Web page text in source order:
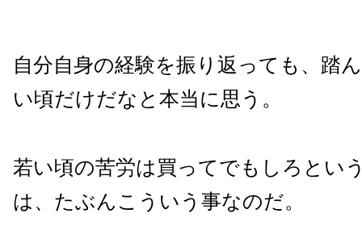
自分自身の経験を振り返っても、踏
い頃だけだなと本当に思う。
若い頃の苦労は買ってでもしろとい
は、たぶんこういう事なのだ。